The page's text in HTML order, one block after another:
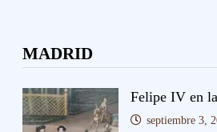
MADRID
Felipe IV en
septiembre 3,